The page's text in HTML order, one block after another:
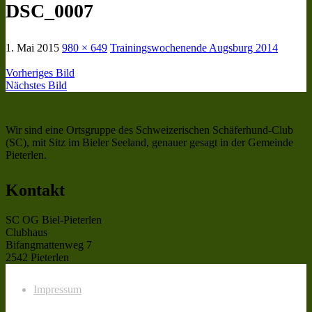
DSC_0007
1. Mai 2015 980 × 649 Trainingswochenende Augsburg 2014
Vorheriges Bild
Nächstes Bild
Wir sind eine Ortsgruppe des Schweizerischen Schäferhund-Club
(SC), mit Sitz im Bieler Seeland, genauer gesagt in der Gemeinde
Pieterlen.
Kontakt
SC OG Biel-Pieterlen
Clubhaus
Bifangmattenweg 7
2542 Pieterlen
Impressum